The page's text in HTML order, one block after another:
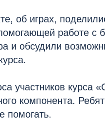
об играх,
работе с
и обсудили
участников курса
компонента.
помогать.